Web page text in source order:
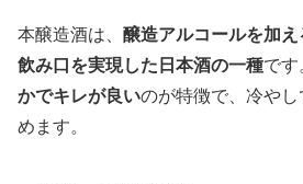
本醸造酒は、 醸造アルコールを加
飲み口を実現した日本酒の一種です
かでキレが良いのが特徴で、冷や
めます。